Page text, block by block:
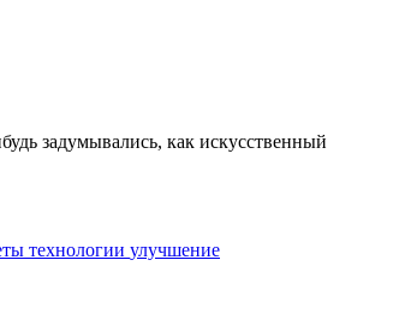
задумывались, как искусственный
технологии улучшение